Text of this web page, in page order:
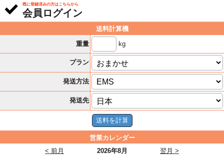
既に登録済みの方はこちらから
会員ログイン
送料計算機
重量
kg
プラン
発送方法
発送先
営業カレンダー
2026年8月
< 前月
翌月 >